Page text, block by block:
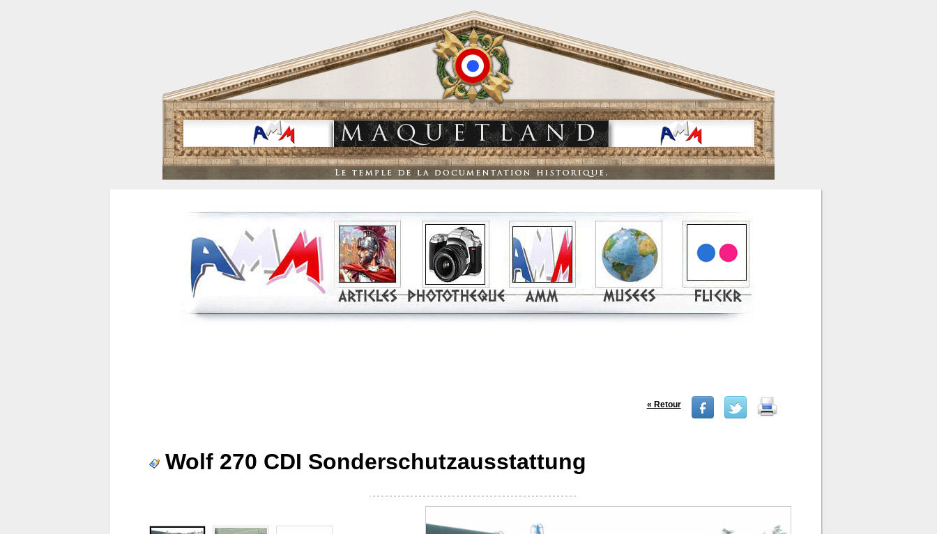
« Retour
Wolf 270 CDI Sonderschutzausstattung